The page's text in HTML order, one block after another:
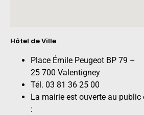
Hôtel de Ville
Place Émile Peugeot BP 79 –
25 700 Valentigney
Tél. 03 81 36 25 00
La mairie est ouverte au
: